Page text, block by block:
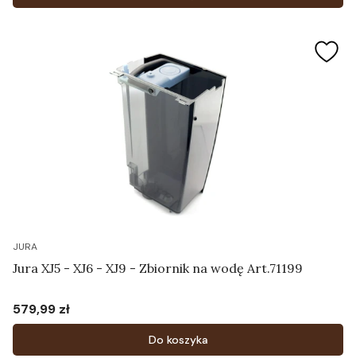
JURA
Jura XJ5 - XJ6 - XJ9 - Zbiornik na wodę Art.71199
Cena
579,99 zł
Do koszyka